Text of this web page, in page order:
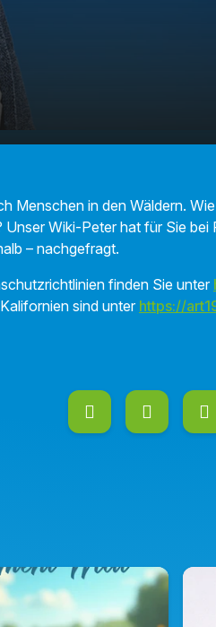
Menschen in den Wäldern.
Unser Wiki-Peter hat für Sie
– nachgefragt.
finden Sie unter
sind unterhttps://